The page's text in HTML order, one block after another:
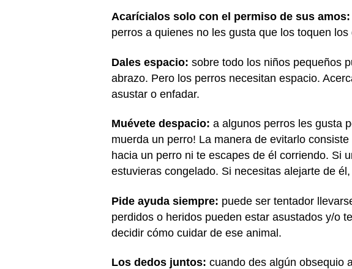
Acarícialos solo con el permiso de sus amos:
perros a quienes no les gusta que los toquen
Dales espacio: sobre todo los niños pequeños
abrazo. Pero los perros necesitan espacio.
asustar o enfadar.
Muévete despacio: a algunos perros les gusta
muerda un perro! La manera de evitarlo
hacia un perro ni te escapes de él corriendo. Si
estuvieras congelado. Si necesitas alejarte de
Pide ayuda siempre: puede ser tentador
perdidos o heridos pueden estar asustados y/o
decidir cómo cuidar de ese animal.
Los dedos juntos: cuando des algún obsequio